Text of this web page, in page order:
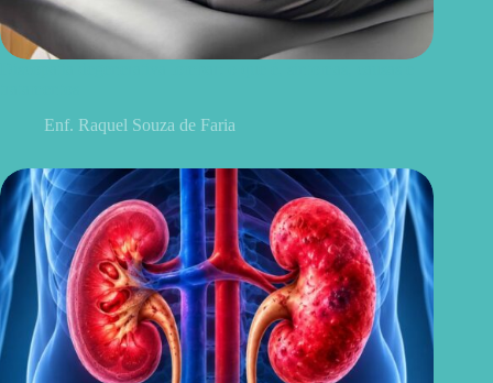
Enf. Raquel Souza de Faria